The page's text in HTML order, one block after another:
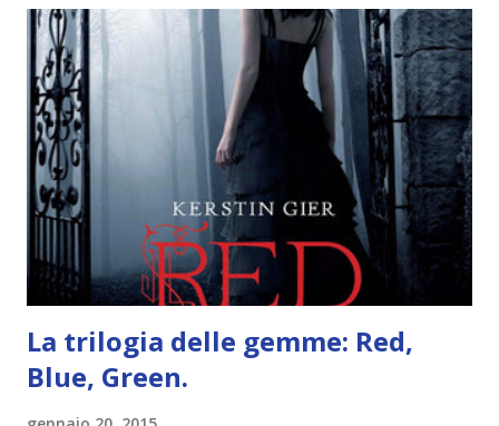
grande (Devil's Night 1#) Autrice : Penelope Douglas
Pagine: 448 Editore: Newton Compton Editori
Pubblicazione: 10 Gennaio 2023 Traduttore: Laura Lancini
Trama: “Si chiama Michael Crist. È il fratello maggiore del
mio ragazzo ed è come quei film dell'orrore che guardi
coprendoti gli occhi. È bellissimo, forte, e assolutamente
terrificante. Non mi vede neppure. Ma io l'ho notato. L'ho
visto, l'ho sentito. Le cose che ha fatto, i misfatti ch...
La trilogia delle gemme: Red,
Blue, Green.